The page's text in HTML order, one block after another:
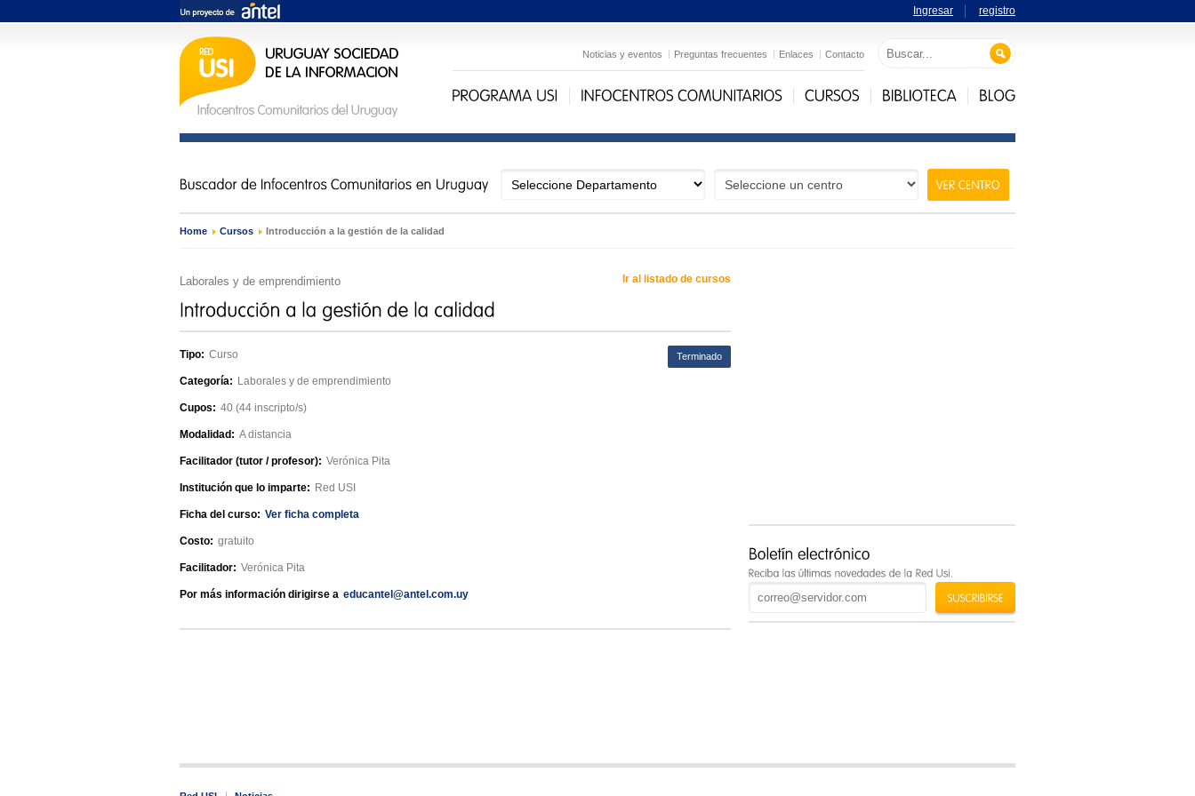
Ingresar registro
Noticias y eventos Preguntas frecuentes Enlaces Contacto
Home › Cursos › Introducción a la gestión de la calidad
Laborales y de emprendimiento Ir al listado de cursos
Terminado
Tipo: Curso
Categoría: Laborales y de emprendimiento
Cupos: 40 (44 inscripto/s)
Modalidad: A distancia
Facilitador (tutor / profesor): Verónica Pita
Institución que lo imparte: Red USI
Ficha del curso: Ver ficha completa
Costo: gratuito
Facilitador: Verónica Pita
Por más información dirigirse a educantel@antel.com.uy